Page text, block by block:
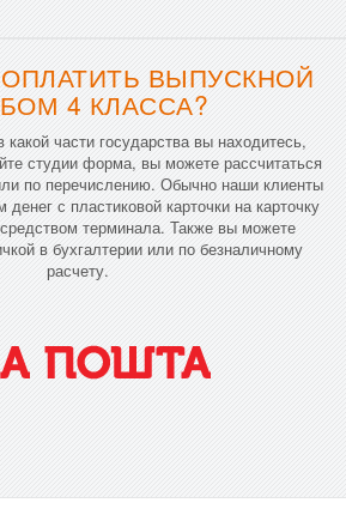
ВЫПУСКНОЙ
4 КЛАССА?
части государства вы находитесь,
студии форма, вы можете рассчитаться
по перечислению. Обычно наши клиенты
с пластиковой карточки на карточку
терминала. Также вы можете
в бухгалтерии или по безналичному
расчету.